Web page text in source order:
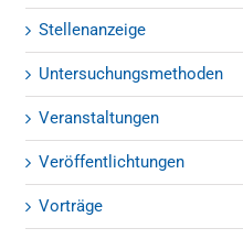
Stellenanzeige
Untersuchungsmethoden
Veranstaltungen
Veröffentlichtungen
Vorträge